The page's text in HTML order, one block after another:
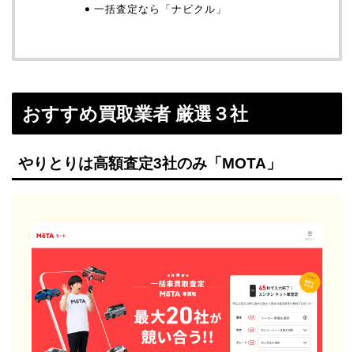
一括査定なら「ナビクル」
おすすめ買取業者 厳選３社
やりとりは高額査定3社のみ「MOTA」